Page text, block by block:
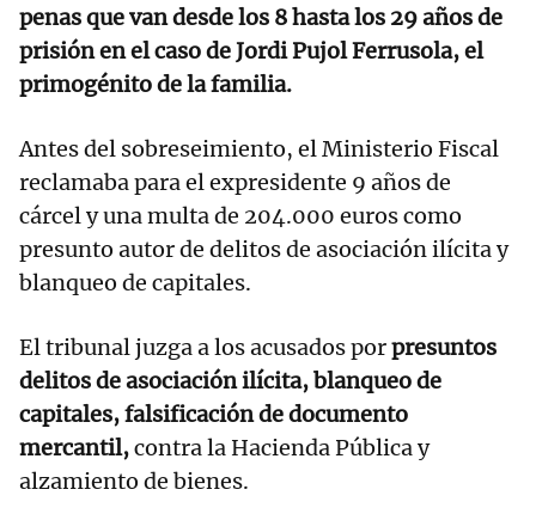
penas que van desde los 8 hasta los 29 años de
prisión en el caso de Jordi Pujol Ferrusola, el
primogénito de la familia.
Antes del sobreseimiento, el Ministerio Fiscal
reclamaba para el expresidente 9 años de
cárcel y una multa de 204.000 euros como
presunto autor de delitos de asociación ilícita y
blanqueo de capitales.
El tribunal juzga a los acusados porpresuntos
delitos de asociación ilícita, blanqueo de
capitales, falsificación de documento
mercantil,contra la Hacienda Pública y
alzamiento de bienes.